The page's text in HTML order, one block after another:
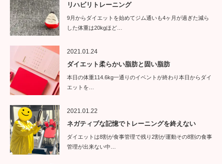
リハビリトレーニング
9月からダイエットを始めてジム通いも4ヶ月が過ぎた減ら
した体重は20kgほど…
2021.01.24
ダイエット柔らかい脂肪と固い脂肪
本日の体重114.6kg一通りのイベントが終わり本日からダイ
エットを…
2021.01.22
ネガティブな記憶でトレーニングを終えない
ダイエットは8割が食事管理で残り2割が運動その8割の食事
管理が出来ない中…